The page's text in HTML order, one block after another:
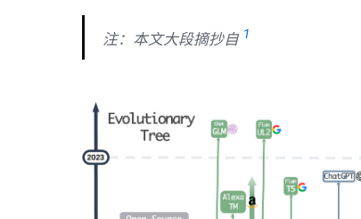
注：本文大段摘抄自 1